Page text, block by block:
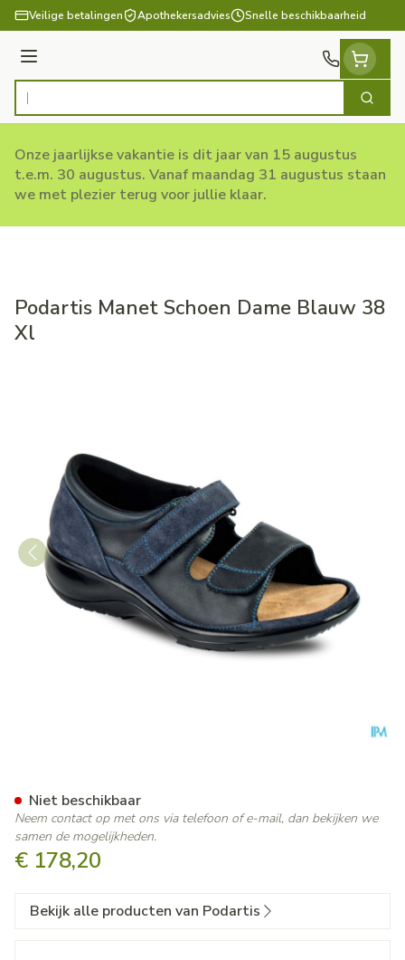
Ga naar de inhoud
Veilige betalingen Apothekersadvies Snelle beschikbaarheid
Menu
Product, merk, categorie... Zoek
Onze jaarlijkse vakantie is dit jaar van 15 augustus
t.e.m. 30 augustus. Vanaf maandag 31 augustus staan
we met plezier terug voor jullie klaar.
Podartis Manet Schoen Dame Blauw 38
Xl
€ 178,20
Niet beschikbaar
Neem contact op met ons via telefoon of e-mail, dan bekijken we
samen de mogelijkheden.
Bekijk alle producten van Podartis